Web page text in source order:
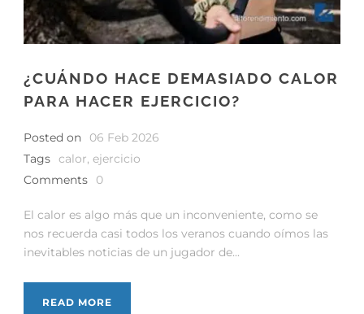
¿CUÁNDO HACE DEMASIADO CALOR
PARA HACER EJERCICIO?
Posted on
06 Feb 2026
Tags calor, ejercicio
Comments
0
El calor es algo más que un inconveniente, como se
nos recuerda casi todos los veranos cuando oímos las
inevitables noticias de un jugador de...
READ MORE